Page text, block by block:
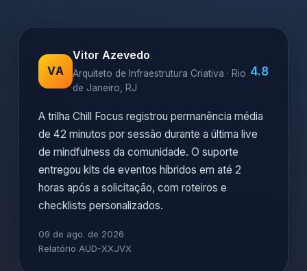
VA
Vitor Azevedo
Arquiteto de Infraestrutura Criativa · Rio
de Janeiro, RJ
4.8
A trilha Chill Focus registrou permanência média
de 42 minutos por sessão durante a última live
de mindfulness da comunidade. O suporte
entregou kits de eventos híbridos em até 2
horas após a solicitação, com roteiros e
checklists personalizados.
09 de ago. de 2026
Relatório AUD-XXJVX